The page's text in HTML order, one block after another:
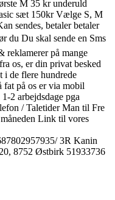
M 35 kr underuld
sæt 150kr Vælge S, M
sendes, betaler betaler
du Du skal sende en Sms
på mange
os, er din privat besked
i de flere hundrede
på os er via mobil
2 arbejdsdage pga
/ Taletider Man til Fre
Link til vores
3R Kanin
8752 Østbirk 51933736